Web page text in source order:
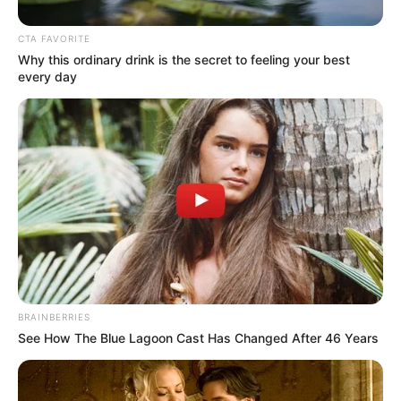
alcalde de Cartagena Dumek Turbay Paz, indicando que:
“estas familias llevan una eternidad en medio de la
acompañamiento del próximo martes es la más clara
muestra de voluntad política, de una firme decisión de
gobierno frente a los derechos de las poblaciones más
vulnerables que hace mucho merecen ser trasladados”.
¿Qué pasará con el resto de familias?
CTA FAVORITE
Why this ordinary drink is the secret to feeling your best
every day
BRAINBERRIES
See How The Blue Lagoon Cast Has Changed After 46 Years